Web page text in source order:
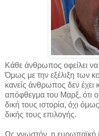
Κάθε άνθρωπος οφείλει να
Όμως με την εξέλιξη των
κανείς άνθρωπος δεν έχει
απόφθεγμα του Μαρξ, ότι
δική τους ιστορία, όχι
δικής τους επιλογής.
Ως γνωστόν, η ευρωπαϊκή